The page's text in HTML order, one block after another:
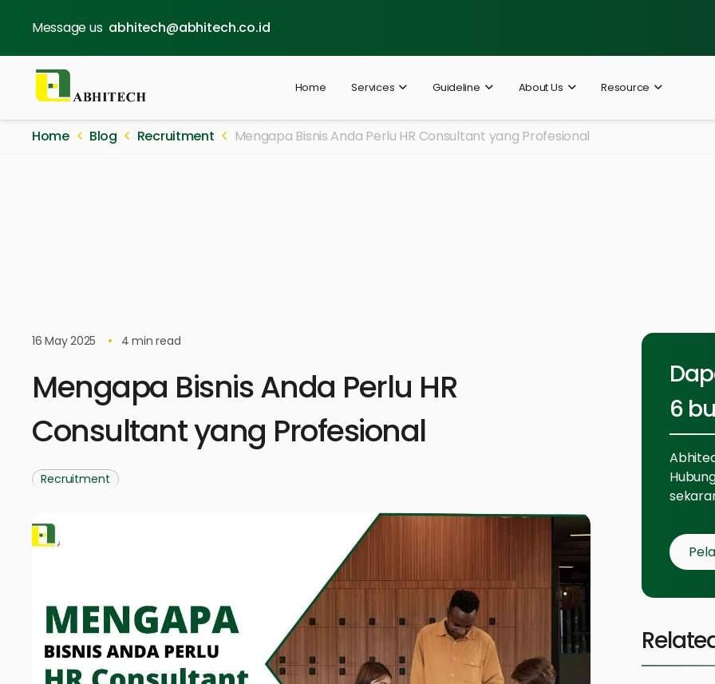
Message us abhitech@abhitech.co.id
Home Services Guideline About Us Resource
Home Blog Recruitment Mengapa Bisnis Anda Perlu HR Consultant yang Profesional
16 May 2025 4 min read
Mengapa Bisnis Anda Perlu HR
Consultant yang Profesional
Recruitment
6